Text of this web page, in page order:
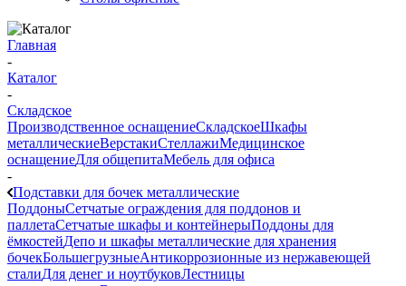
Главная
-
Каталог
-
Складское
Производственное оснащениеСкладскоеШкафы
металлическиеВерстакиСтеллажиМедицинское
оснащениеДля общепитаМебель для офиса
-
Подставки для бочек металлические
ПоддоныСетчатые ограждения для поддонов и
паллетаСетчатые шкафы и контейнерыПоддоны для
ёмкостейДепо и шкафы металлические для хранения
бочекБольшегрузныеАнтикоррозионные из нержавеющей
сталиДля денег и ноутбуковЛестницы